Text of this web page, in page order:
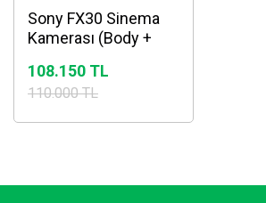
Sony FX30 Sinema
Kamerası (Body +
108.150 TL
110.000 TL